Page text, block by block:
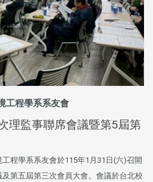
工程學系系友會
理監事聯席會議暨第5屆第
程學系系友會於115年1月31日(六)召開
第五屆第三次會員大會。會議於台北校